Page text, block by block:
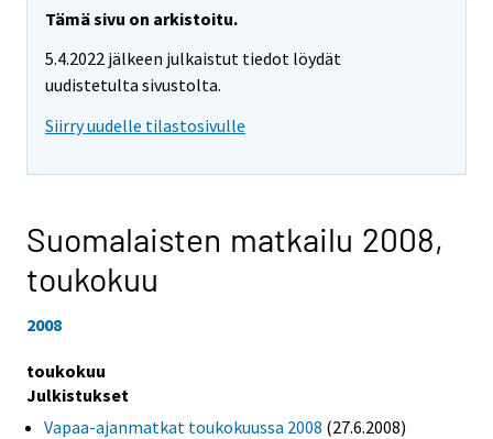
Tämä sivu on arkistoitu.
5.4.2022 jälkeen julkaistut tiedot löydät
uudistetulta sivustolta.
Siirry uudelle tilastosivulle
Suomalaisten matkailu 2008,
toukokuu
2008
toukokuu
Julkistukset
Vapaa-ajanmatkat toukokuussa 2008 (27.6.2008)